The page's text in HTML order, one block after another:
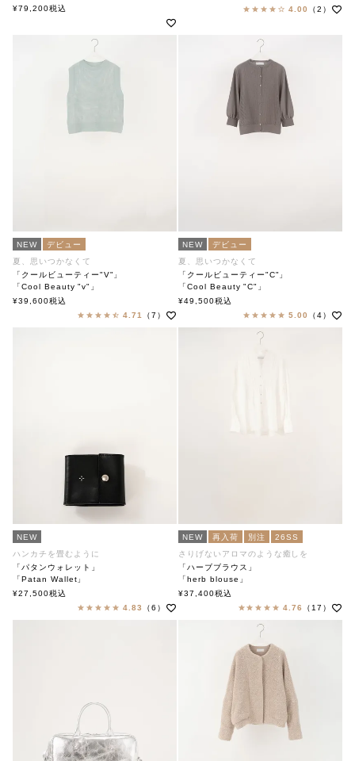
soutiencollar(ステンカラー)
¥79,200税込
4.00
（2）
NEW
デビュー
夏、思いつかなくて
「クールビューティー"V"」
「Cool Beauty "v"」
soutiencollar（ステンカラー）
¥39,600税込
4.71
（7）
NEW
デビュー
夏、思いつかなくて
「クールビューティー"C"」
「Cool Beauty "C"」
soutiencollar（ステンカラー）
¥49,500税込
5.00
（4）
NEW
ハンカチを畳むように
「パタンウォレット」
「Patan Wallet」
soutiencollar（ステンカラー）
¥27,500税込
4.83
（6）
NEW 再入荷 別注
26SS
さりげないアロマのような癒しを
「ハーブブラウス」
「herb blouse」
soutiencollar（ステンカラー）
¥37,400税込
4.76
（17）